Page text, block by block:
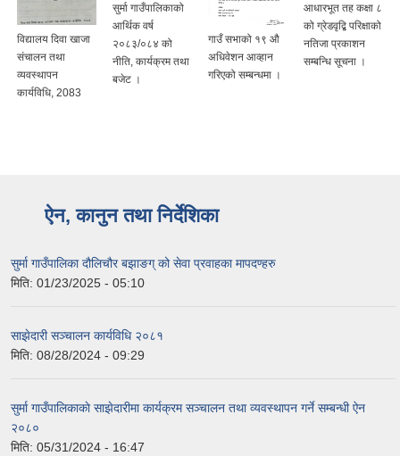
विद्यालय दिवा खाजा
संचालन तथा
व्यवस्थापन
कार्यविधि, 2083
सुर्मा गाउँपालिकाको
आर्थिक वर्ष
२०८३/०८४ को
नीति, कार्यक्रम तथा
बजेट ।
गाउँ सभाको १९ ‍औ
अधिवेशन आव्हान
गरिएको सम्बन्धमा ।
आधारभूत तह कक्षा ८
को ग्रेडवृद्बि परिक्षाको
नतिजा प्रकाशन
सम्बन्धि सूचना ।
ऐन, कानुन तथा निर्देशिका
सुर्मा गाउँपालिका दौलिचौर बझाङग् को सेवा प्रवाहका मापदण्हरु
मिति: 01/23/2025 - 05:10
साझेदारी सञ्चालन कार्यविधि २०८१
मिति: 08/28/2024 - 09:29
सुर्मा गाउँपालिकाकाे साझेदारीमा कार्यक्रम सञ्चालन तथा व्यवस्थापन गर्ने सम्बन्धी ऐन
२०८०
मिति: 05/31/2024 - 16:47